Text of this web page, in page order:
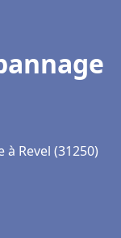
Revel (31250)